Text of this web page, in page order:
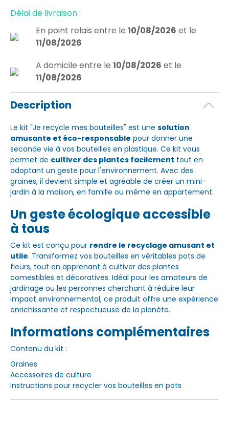
Délai de livraison :
En point relais entre le 10/08/2026 et le
11/08/2026
A domicile entre le 10/08/2026 et le
11/08/2026
Description
Le kit "Je recycle mes bouteilles" est une solution
amusante et éco-responsable pour donner une
seconde vie à vos bouteilles en plastique. Ce kit vous
permet de cultiver des plantes facilement tout en
adoptant un geste pour l'environnement. Avec des
graines, il devient simple et agréable de créer un mini-
jardin à la maison, en famille ou même en appartement.
Un geste écologique accessible
à tous
Ce kit est conçu pour rendre le recyclage amusant et
utile. Transformez vos bouteilles en véritables pots de
fleurs, tout en apprenant à cultiver des plantes
comestibles et décoratives. Idéal pour les amateurs de
jardinage ou les personnes cherchant à réduire leur
impact environnemental, ce produit offre une expérience
enrichissante et respectueuse de la planète.
Informations complémentaires
Contenu du kit :
Graines
Accessoires de culture
Instructions pour recycler vos bouteilles en pots